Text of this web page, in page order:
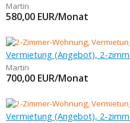
Martin
580,00 EUR/Monat
Vermietung (Angebot), 2-
Martin
700,00 EUR/Monat
Vermietung (Angebot), 2-